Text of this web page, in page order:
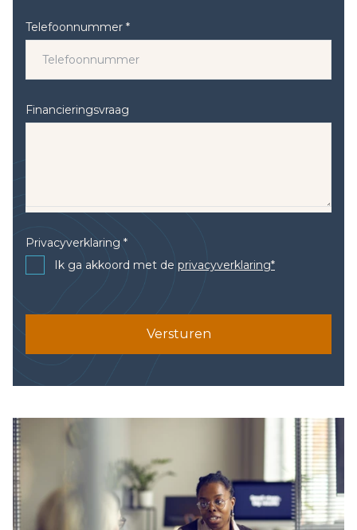
Telefoonnummer *
Financieringsvraag
Privacyverklaring *
Ik ga akkoord met de privacyverklaring*
Versturen